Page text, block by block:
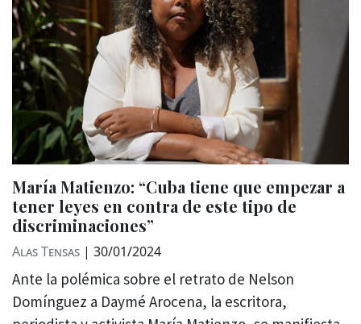
María Matienzo: “Cuba tiene que empezar a
tener leyes en contra de este tipo de
discriminaciones”
Alas Tensas | 30/01/2024
Ante la polémica sobre el retrato de Nelson
Domínguez a Daymé Arocena, la escritora,